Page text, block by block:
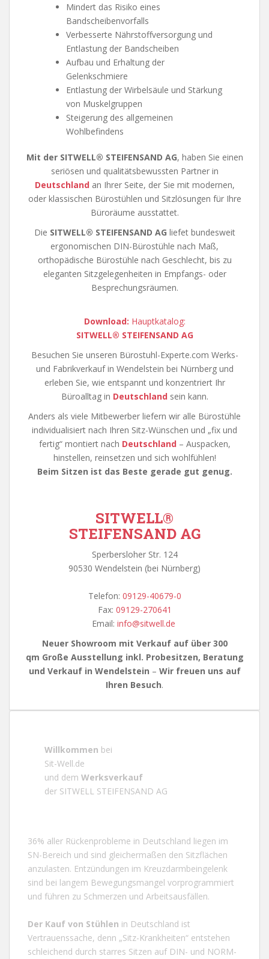
Mindert das Risiko eines
Bandscheibenvorfalls
Verbesserte Nährstoffversorgung und
Entlastung der Bandscheiben
Aufbau und Erhaltung der
Gelenkschmiere
Entlastung der Wirbelsäule und Stärkung
von Muskelgruppen
Steigerung des allgemeinen
Wohlbefindens
Mit der SITWELL® STEIFENSAND AG, haben Sie einen
seriösen und qualitätsbewussten Partner in
Deutschlandan Ihrer Seite, der Sie mit modernen,
oder klassischen Bürostühlen und Sitzlösungen für Ihre
Büroräume ausstattet.
Die SITWELL® STEIFENSAND AG liefet bundesweit
ergonomischen DIN-Bürostühle nach Maß,
orthopädische Bürostühle nach Geschlecht, bis zu
eleganten Sitzgelegenheiten in Empfangs- oder
Besprechungsräumen.
Download: Hauptkatalog:
SITWELL® STEIFENSAND AG
Besuchen Sie unseren Bürostuhl-Experte.com Werks-
und Fabrikverkauf in Wendelstein bei Nürnberg und
erleben Sie, wie entspannt und konzentriert Ihr
Büroalltag in Deutschlandsein kann.
Anders als viele Mitbewerber liefern wir alle Bürostühle
individualisiert nach Ihren Sitz-Wünschen und „fix und
fertig“ montiert nach Deutschland– Auspacken,
hinstellen, reinsetzen und sich wohlfühlen!
Beim Sitzen ist das Beste gerade gut genug.
SITWELL®
STEIFENSAND AG
Sperbersloher Str. 124
90530 Wendelstein (bei Nürnberg)
Telefon: 09129-40679-0
Fax: 09129-270641
Email: info@sitwell.de
Neuer Showroom mit Verkauf auf über 300
qm Große Ausstellung inkl. Probesitzen, Beratung
und Verkauf in Wendelstein – Wir freuen uns auf
Ihren Besuch.
Willkommen bei
Sit-Well.de
und dem Werksverkauf
der SITWELL STEIFENSAND AG
36% aller Rückenprobleme in Deutschland liegen im
SN-Bereich und sind gleichermaßen den Sitzflächen
anzulasten. Entzündungen im Kreuzdarmbeingelenk
sind bei langem Bewegungsmangel vorprogrammiert
und führen zu Schmerzen und Arbeitsausfällen.
Der Kauf von Stühlen in Deutschland ist
Vertrauenssache, denn „Sitz-Krankheiten“ entstehen
schleichend durch starres Sitzen auf DIN- und NORM-